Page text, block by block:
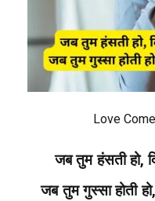
Love
जब तुम हंसती हो,
जब तुम गुस्सा होती